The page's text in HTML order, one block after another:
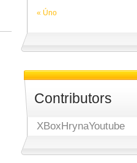
« Úno
Contributors
XBoxHrynaYoutube